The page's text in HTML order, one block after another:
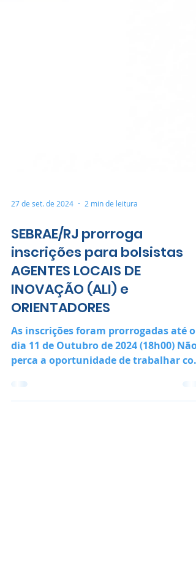
27 de set. de 2024
SEBRAE/RJ prorroga
inscrições para bolsistas
AGENTES LOCAIS DE
INOVAÇÃO (ALI) e
ORIENTADORES
As inscrições foram prorrogadas até o
dia 11 de Outubro de 2024 (18h00) Não
perca a oportunidade de trabalhar com